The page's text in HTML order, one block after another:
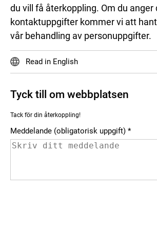
du vill få återkoppling. Om du anger
kontaktuppgifter kommer vi att
vår behandling av personuppgifter.
Read in English
Tyck till om webbplatsen
Tack för din återkoppling!
Meddelande (obligatorisk uppgift)